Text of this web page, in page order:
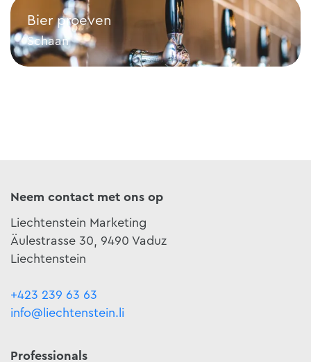
Bier proeven
Schaan
Bier proeven
Neem contact met ons op
Liechtenstein Marketing
Äulestrasse 30, 9490 Vaduz
Liechtenstein
+423 239 63 63
info@liechtenstein.li
Professionals